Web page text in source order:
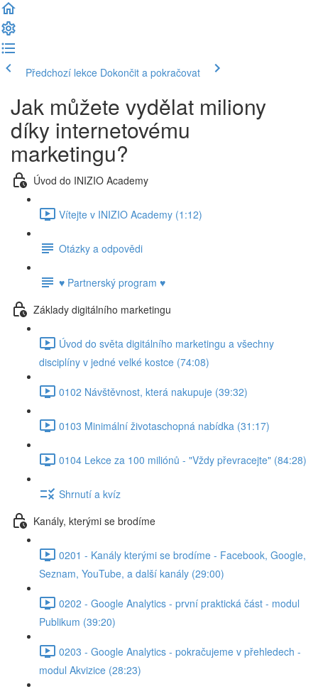
Předchozí lekce Dokončit a pokračovat
Jak můžete vydělat miliony
díky internetovému
marketingu?
Úvod do INIZIO Academy
Vítejte v INIZIO Academy (1:12)
Otázky a odpovědi
♥ Partnerský program ♥
Základy digitálního marketingu
Úvod do světa digitálního marketingu a všechny
disciplíny v jedné velké kostce (74:08)
0102 Návštěvnost, která nakupuje (39:32)
0103 Minimální životaschopná nabídka (31:17)
0104 Lekce za 100 miliónů - "Vždy převracejte" (84:28)
Shrnutí a kvíz
Kanály, kterými se brodíme
0201 - Kanály kterými se brodíme - Facebook, Google,
Seznam, YouTube, a další kanály (29:00)
0202 - Google Analytics - první praktická část - modul
Publikum (39:20)
0203 - Google Analytics - pokračujeme v přehledech -
modul Akvizice (28:23)